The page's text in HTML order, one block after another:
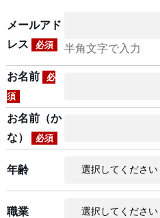
メールアド
レス
必須 半角文字で入力
お名前
必
須
お名前（か
な）
必須
年齢
職業